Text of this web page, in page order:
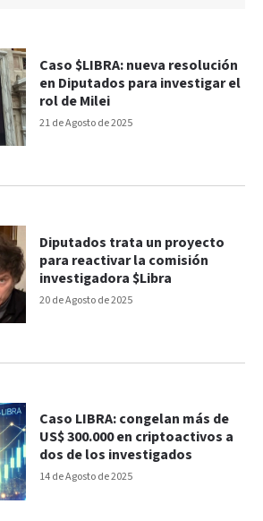
21 de Agosto de 2025
Caso $LIBRA: nueva resolución
en Diputados para investigar el
rol de Milei
20 de Agosto de 2025
Diputados trata un proyecto
para reactivar la comisión
investigadora $Libra
14 de Agosto de 2025
Caso LIBRA: congelan más de
US$ 300.000 en criptoactivos a
dos de los investigados